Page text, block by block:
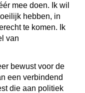
mee doen. Ik wil
hebben, in
te komen. Ik
van
bewust voor de
een verbindend
die aan politiek